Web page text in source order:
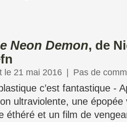
Neon Demon, de
le 21 mai 2016 Pas de
c’est fantastique -
ultraviolente, une
éthéré et un film de